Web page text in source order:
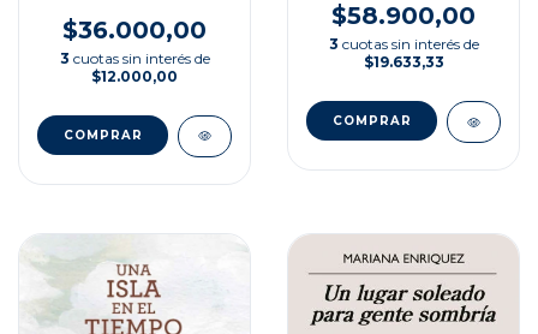
$36.000,00
3 cuotas sin interés de
$12.000,00
$58.900,00
3 cuotas sin interés de
$19.633,33